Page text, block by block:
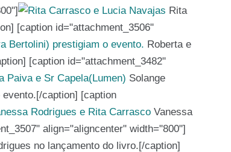
Rita
[caption id="attachment_3506"
Roberta e
[caption id="attachment_3482"
Solange
caption] [caption
Vanessa
align="aligncenter" width="800"]
no lançamento do livro.[/caption]